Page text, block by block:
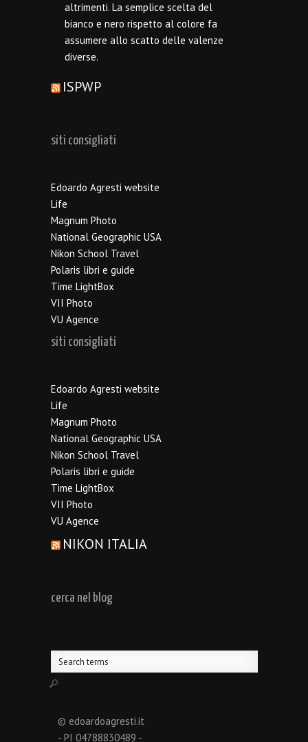
altrimenti. La semplice scelta del
bianco e nero rispetto al colore fa
assumere allo scatto delle valenze
diverse.
ISPWP
siti consigliati
Edoardo Agresti website
Life
Magnum Photo
National Geographic USA
Nikon School Travel
Polaris libri e guide
Time LightBox
VII Photo
VU Agence
siti consigliati
Edoardo Agresti website
Life
Magnum Photo
National Geographic USA
Nikon School Travel
Polaris libri e guide
Time LightBox
VII Photo
VU Agence
NIKON ITALIA
cerca nel blog
© edoardoagresti.it
- PI 04788830489 -